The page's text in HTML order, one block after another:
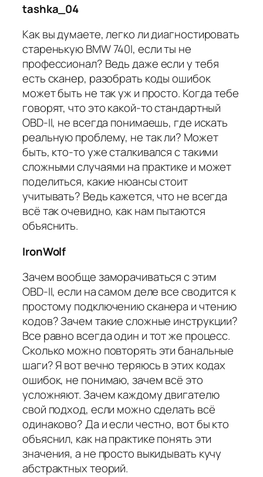
tashka_04
Как вы думаете, легко ли диагностировать
старенькую BMW 740I, если ты не
профессионал? Ведь даже если у тебя
есть сканер, разобрать коды ошибок
может быть не так уж и просто. Когда тебе
говорят, что это какой-то стандартный
OBD-II, не всегда понимаешь, где искать
реальную проблему, не так ли? Может
быть, кто-то уже сталкивался с такими
сложными случаями на практике и может
поделиться, какие нюансы стоит
учитывать? Ведь кажется, что не всегда
всё так очевидно, как нам пытаются
объяснить.
IronWolf
Зачем вообще заморачиваться с этим
OBD-II, если на самом деле все сводится к
простому подключению сканера и чтению
кодов? Зачем такие сложные инструкции?
Все равно всегда один и тот же процесс.
Сколько можно повторять эти банальные
шаги? Я вот вечно теряюсь в этих кодах
ошибок, не понимаю, зачем всё это
усложняют. Зачем каждому двигателю
свой подход, если можно сделать всё
одинаково? Да и если честно, вот бы кто
объяснил, как на практике понять эти
значения, а не просто выкидывать кучу
абстрактных теорий.